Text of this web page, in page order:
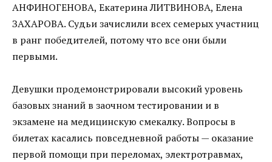
АНФИНОГЕНОВА, Екатерина ЛИТВИНОВА, Елена
ЗАХАРОВА. Судьи зачислили всех семерых участниц
в ранг победителей, потому что все они были
первыми.
Девушки продемонстрировали высокий уровень
базовых знаний в заочном тестировании и в
экзамене на медицинскую смекалку. Вопросы в
билетах касались повседневной работы — оказание
первой помощи при переломах, электротравмах,